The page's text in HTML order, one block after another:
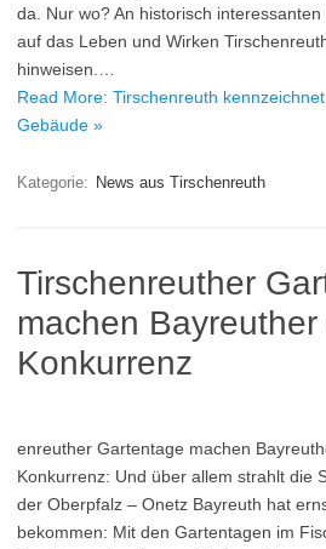
da. Nur wo? An historisch
auf das Leben und Wirken
hinweisen.…
Read More: Tirschenreuth
Gebäude »
Kategorie: News aus Tirschenreuth
Tirschenreuther
machen
Konkurrenz
enreuther Gartentage machen
Konkurrenz: Und über allem strahlt die
der Oberpfalz – Onetz Bayreuth hat
bekommen: Mit den Gartentagen im